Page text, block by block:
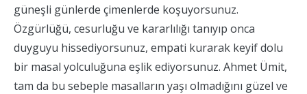
güneşli günlerde çimenlerde koşuyorsunuz.
Özgürlüğü, cesurluğu ve kararlılığı tanıyıp onca
duyguyu hissediyorsunuz, empati kurarak keyif dolu
bir masal yolculuğuna eşlik ediyorsunuz. Ahmet Ümit,
tam da bu sebeple masalların yaşı olmadığını güzel ve